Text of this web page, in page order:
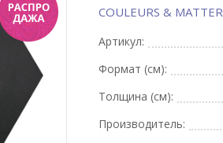
COULEURS &
Артикул:
Формат (см):
Толщина (см):
Производитель: